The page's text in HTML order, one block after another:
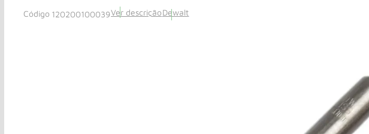
120200100039Ver descriçãoDewalt